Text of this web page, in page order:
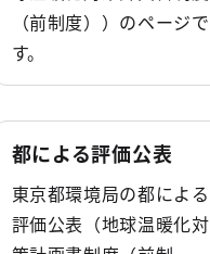
（前制度））のページで
す。
都による評価公表
東京都環境局の都による
評価公表（地球温暖化対